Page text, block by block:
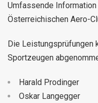
Umfassende
Österreichischen Aero-
Die Leistungsprüfungen
Sportzeugen
Harald Prodinger
Oskar Langegger